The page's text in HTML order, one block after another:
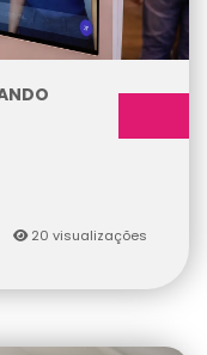
20 visualizações